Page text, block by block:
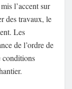
l’accent sur
des travaux, le
Les
de l’ordre de
conditions